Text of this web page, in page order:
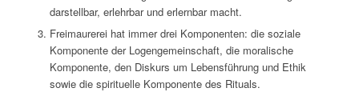
darstellbar, erlehrbar und erlernbar macht.
Freimaurerei hat immer drei Komponenten: die soziale
Komponente der Logengemeinschaft, die moralische
Komponente, den Diskurs um Lebensführung und Ethik
sowie die spirituelle Komponente des Rituals.